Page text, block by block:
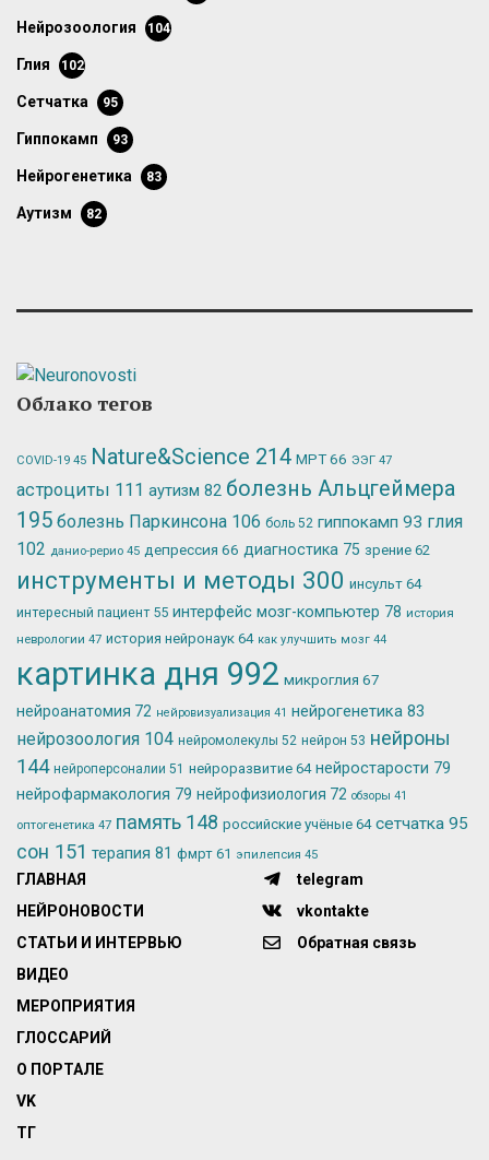
нейрозоология 104
глия 102
сетчатка 95
гиппокамп 93
нейрогенетика 83
аутизм 82
Облако тегов
COVID-19 45 Nature&Science 214 МРТ66 ЭЭГ 47
астроциты 111 аутизм 82 болезнь Альцгеймера
195 болезнь Паркинсона 106 боль 52 гиппокамп 93 глия
102 данио-рерио 45 депрессия 66 диагностика 75 зрение 62
инструменты и методы 300 инсульт 64
интересный пациент 55 интерфейс мозг-компьютер 78 история
неврологии 47 история нейронаук 64 как улучшить мозг 44
картинка дня 992 микроглия 67
нейроанатомия 72 нейровизуализация 41 нейрогенетика 83
нейрозоология 104 нейромолекулы 52 нейрон 53 нейроны
144 нейроперсоналии 51 нейроразвитие 64 нейростарости 79
нейрофармакология 79 нейрофизиология 72 обзоры 41
оптогенетика 47 память 148 российские учёные 64 сетчатка 95
сон 151 терапия 81 фмрт 61 эпилепсия 45
ГЛАВНАЯ
НЕЙРОНОВОСТИ
СТАТЬИ И ИНТЕРВЬЮ
ВИДЕО
МЕРОПРИЯТИЯ
ГЛОССАРИЙ
О ПОРТАЛЕ
VK
ТГ
telegram
vkontakte
Обратная связь